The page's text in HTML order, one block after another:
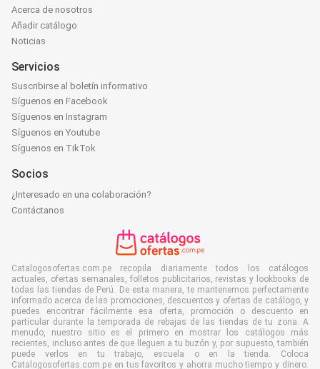
Acerca de nosotros
Añadir catálogo
Noticias
Servicios
Suscribirse al boletín informativo
Síguenos en Facebook
Síguenos en Instagram
Síguenos en Youtube
Síguenos en TikTok
Socios
¿Interesado en una colaboración?
Contáctanos
Catalogosofertas.com.pe recopila diariamente todos los catálogos
actuales, ofertas semanales, folletos publicitarios, revistas y lookbooks de
todas las tiendas de Perú. De esta manera, te mantenemos perfectamente
informado acerca de las promociones, descuentos y ofertas de catálogo, y
puedes encontrar fácilmente esa oferta, promoción o descuento en
particular durante la temporada de rebajas de las tiendas de tu zona. A
menudo, nuestro sitio es el primero en mostrar los catálogos más
recientes, incluso antes de que lleguen a tu buzón y, por supuesto, también
puede verlos en tu trabajo, escuela o en la tienda. Coloca
Catalogosofertas.com.pe en tus favoritos y ahorra mucho tiempo y dinero.